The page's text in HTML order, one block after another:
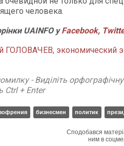
человека.
UAINFO уFacebook,
ГОЛОВАЧЕВ, экономический
- Виділіть
Ctrl + Enter
бизнесмен политик
Сподобався
ним в